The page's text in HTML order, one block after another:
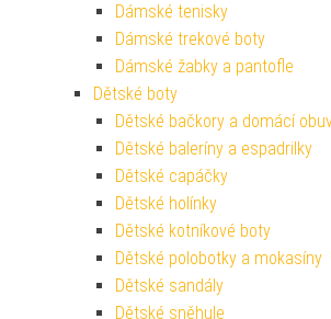
Dámské tenisky
Dámské trekové boty
Dámské žabky a pantofle
Dětské boty
Dětské bačkory a domácí
Dětské baleríny a espadrilky
Dětské capáčky
Dětské holínky
Dětské kotníkové boty
Dětské polobotky a mokasíny
Dětské sandály
Dětské sněhule